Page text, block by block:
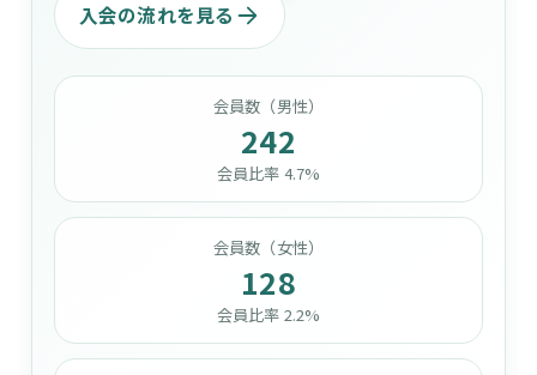
入会の流れを見る
会員数（男性）
242
会員比率 4.7%
会員数（女性）
128
会員比率 2.2%